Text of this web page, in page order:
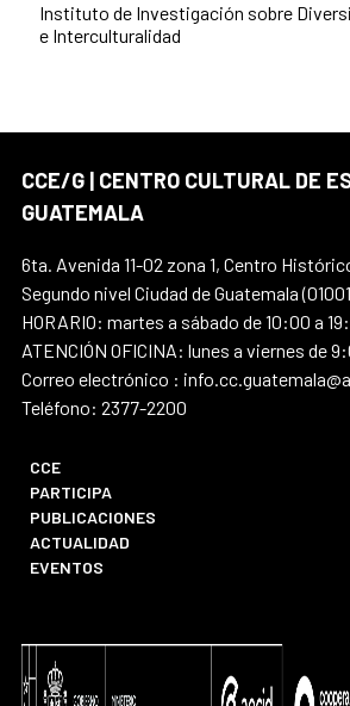
Instituto de Investigación sobre
e Interculturalidad
CCE/G | CENTRO CULTURAL DE
GUATEMALA
6ta. Avenida 11-02 zona 1, Centro
Segundo nivel Ciudad de Guatemala
HORARIO: martes a sábado de 10:00 a
ATENCIÓN OFICINA: lunes a viernes de
Correo electrónico :
Teléfono: 2377-2200
CCE
PARTICIPA
PUBLICACIONES
ACTUALIDAD
EVENTOS